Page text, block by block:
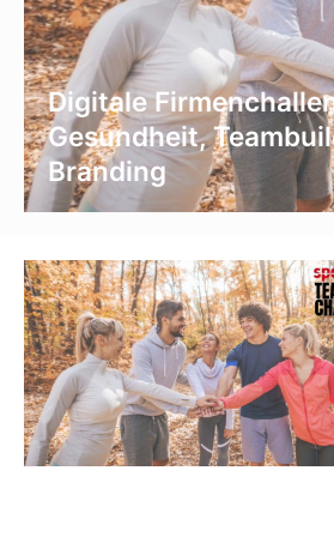
Digitale
Gesundheit,
Branding